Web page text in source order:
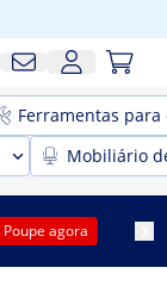
Ferramentas para
Mobiliário
Poupe agora